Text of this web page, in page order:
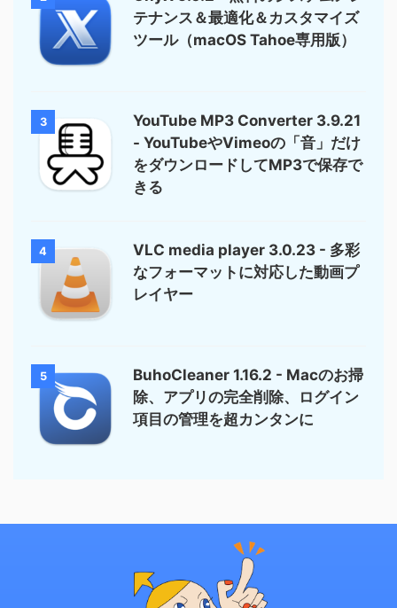
テナンス＆最適化＆カスタマイズ
ツール（macOS Tahoe専用版）
3
YouTube MP3 Converter 3.9.21
- YouTubeやVimeoの「音」だけ
をダウンロードしてMP3で保存で
きる
4
VLC media player 3.0.23 - 多彩
なフォーマットに対応した動画プ
レイヤー
5
BuhoCleaner 1.16.2 - Macのお掃
除、アプリの完全削除、ログイン
項目の管理を超カンタンに